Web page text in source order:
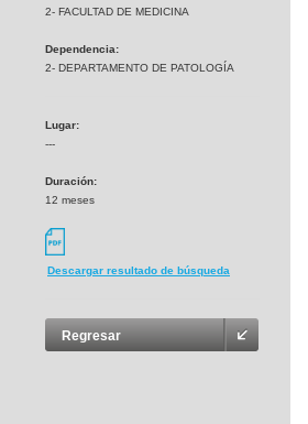
2- FACULTAD DE MEDICINA
Dependencia:
2- DEPARTAMENTO DE PATOLOGÍA
Lugar:
---
Duración:
12 meses
Descargar resultado de búsqueda
Regresar